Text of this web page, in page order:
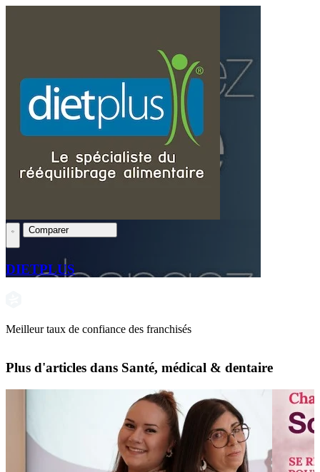
Comparer
DIETPLUS
Meilleur taux de confiance des franchisés
Plus d'articles dans Santé, médical & dentaire